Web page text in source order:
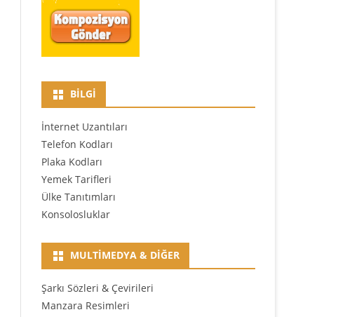
BILGI
İnternet Uzantıları
Telefon Kodları
Plaka Kodları
Yemek Tarifleri
Ülke Tanıtımları
Konsolosluklar
MULTIMEDYA & DIĞER
Şarkı Sözleri & Çevirileri
Manzara Resimleri